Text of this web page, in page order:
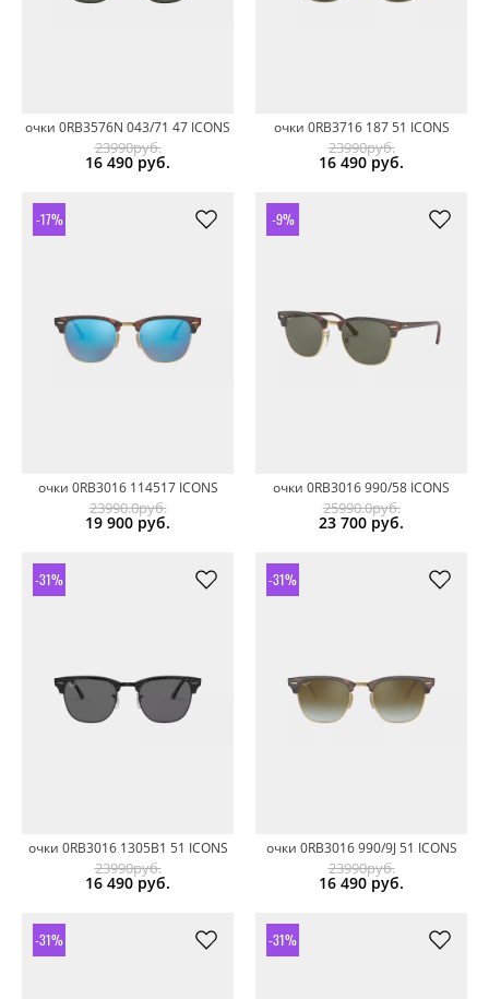
очки 0RB3576N 043/71 47 ICONS
23990руб.
16 490 руб.
очки 0RB3716 187 51 ICONS
23990руб.
16 490 руб.
-17%
очки 0RB3016 114517 ICONS
23990.0руб.
19 900 руб.
-9%
очки 0RB3016 990/58 ICONS
25990.0руб.
23 700 руб.
-31%
очки 0RB3016 1305B1 51 ICONS
23990руб.
16 490 руб.
-31%
очки 0RB3016 990/9J 51 ICONS
23990руб.
16 490 руб.
-31% -31%